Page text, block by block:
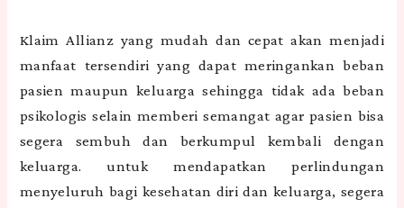
Klaim Allianz yang mudah dan cepat akan menjadi
manfaat tersendiri yang dapat meringankan beban
pasien maupun keluarga sehingga tidak ada beban
psikologis selain memberi semangat agar pasien bisa
segera sembuh dan berkumpul kembali dengan
keluarga. untuk mendapatkan perlindungan
menyeluruh bagi kesehatan diri dan keluarga, segera